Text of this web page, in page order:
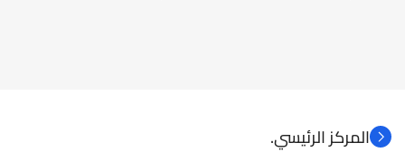
المركز الرئيسي.